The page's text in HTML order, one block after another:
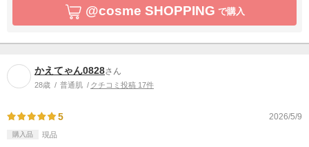
@cosme SHOPPING で購入
かえてゃん0828さん
28歳 普通肌 クチコミ投稿 17件
5 2026/5/9
購入品 現品